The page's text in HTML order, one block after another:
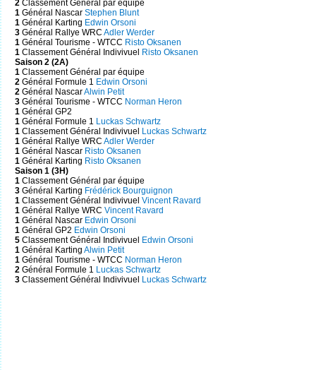
2 Classement Général par équipe
1 Général NascarStephen Blunt
1 Général Karting Edwin Orsoni
3 Général Rallye WRCAdler Werder
1 Général Tourisme - WTCC Risto Oksanen
1 Classement Général Indivivuel
Risto Oksanen
Saison 2 (2A)
1 Classement Général par équipe
2 Général Formule 1 Edwin Orsoni
2 Général NascarAlwin Petit
3 Général Tourisme - WTCC Norman Heron
1 Général GP2
1 Général Formule 1 Luckas Schwartz
1 Classement Général Indivivuel
Luckas Schwartz
1 Général Rallye WRCAdler Werder
1 Général Nascar Risto Oksanen
1 Général Karting Risto Oksanen
Saison 1 (3H)
1 Classement Général par équipe
3 Général Karting Frédérick Bourguignon
1 Classement Général IndivivuelVincent Ravard
1 Général Rallye WRCVincent Ravard
1 Général Nascar Edwin Orsoni
1 Général GP2 Edwin Orsoni
5 Classement Général Indivivuel
Edwin Orsoni
1 Général KartingAlwin Petit
1 Général Tourisme - WTCC Norman Heron
2 Général Formule 1 Luckas Schwartz
3 Classement Général Indivivuel Luckas Schwartz